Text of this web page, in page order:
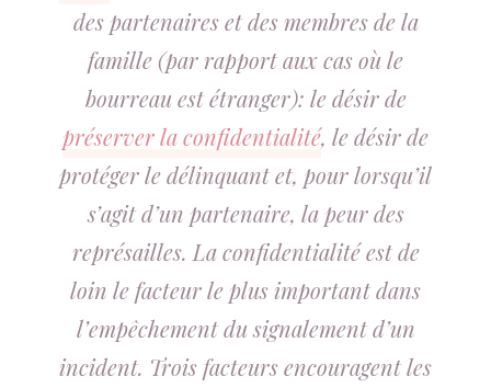
des partenaires et des membres de la
famille (par rapport aux cas où le
bourreau est étranger): le désir de
préserver la confidentialité, le désir de
protéger le délinquant et, pour lorsqu’il
s’agit d’un partenaire, la peur des
représailles. La confidentialité est de
loin le facteur le plus important dans
l’empêchement du signalement d’un
incident. Trois facteurs encouragent les